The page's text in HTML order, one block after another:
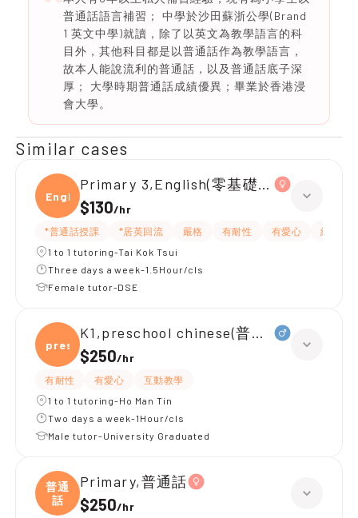
普通話語言補習； 中學於沙田蘇浙公學(Brand
1 英文中學)就讀，除了以英文為教學語言的科
目外，其他科目都是以普通話作為教學語言，
故本人能說流利的普通話，以及普通話底子深
厚； 大學時期普通話成績優異；畢業於香港浸
會大學。
Similar cases
Engli
Primary 3,English(零基礎, 會話)
$130/hr
*普通話授課 *居英回流 嚴格 有耐性 有愛心
細心
1 to 1 tutoring-Tai Kok Tsui
Three days a week-1.5Hour/cls
Female tutor-DSE
presc
K1,preschool chinese(普通話)
$250/hr
有耐性 有愛心
互動教學
1 to 1 tutoring-Ho Man Tin
Two days a week-1Hour/cls
Male tutor-University Graduated
普通
話
Primary,普通話
$250/hr